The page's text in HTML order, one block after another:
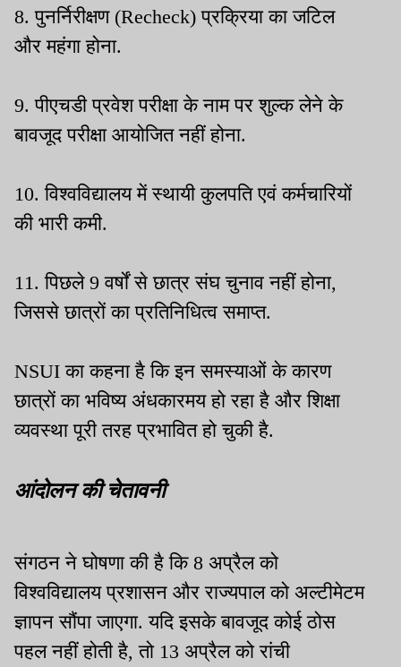
8. पुनर्निरीक्षण (Recheck) प्रक्रिया का जटिल
और महंगा होना.
9. पीएचडी प्रवेश परीक्षा के नाम पर शुल्क लेने के
बावजूद परीक्षा आयोजित नहीं होना.
10. विश्वविद्यालय में स्थायी कुलपति एवं कर्मचारियों
की भारी कमी.
11. पिछले 9 वर्षों से छात्र संघ चुनाव नहीं होना,
जिससे छात्रों का प्रतिनिधित्व समाप्त.
NSUI का कहना है कि इन समस्याओं के कारण
छात्रों का भविष्य अंधकारमय हो रहा है और शिक्षा
व्यवस्था पूरी तरह प्रभावित हो चुकी है.
आंदोलन की चेतावनी
संगठन ने घोषणा की है कि 8 अप्रैल को
विश्वविद्यालय प्रशासन और राज्यपाल को अल्टीमेटम
ज्ञापन सौंपा जाएगा. यदि इसके बावजूद कोई ठोस
पहल नहीं होती है, तो 13 अप्रैल को रांची